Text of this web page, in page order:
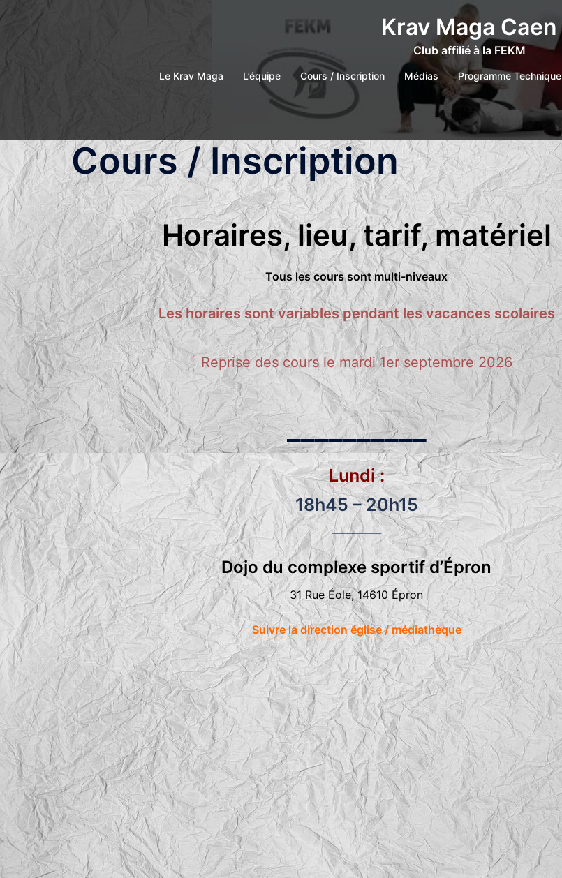
Aller
contenu
Krav Maga Caen
Club affilié à la FEKM
Le Krav Maga L’équipe Cours / Inscription Médias Programme Technique
Cours / Inscription
Horaires, lieu, tarif, matériel
Tous les cours sont multi-niveaux
Les horaires sont variables pendant les vacances scolaires
Reprise des cours le mardi 1er septembre 2026
__________
Lundi :
18h45 – 20h15
__________
Dojo du complexe sportif d’Épron
31 Rue Éole, 14610 Épron
Suivre la direction église / médiathèque